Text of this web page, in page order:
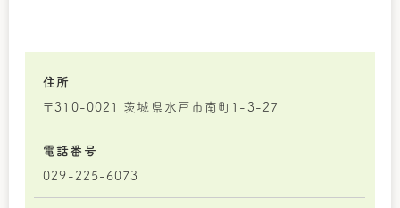
住所
〒310-0021 茨城県水戸市南町1-3-27
電話番号
029-225-6073